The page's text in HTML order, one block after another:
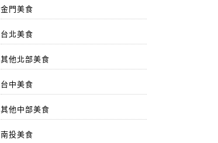
金門美食
台北美食
其他北部美食
台中美食
其他中部美食
南投美食